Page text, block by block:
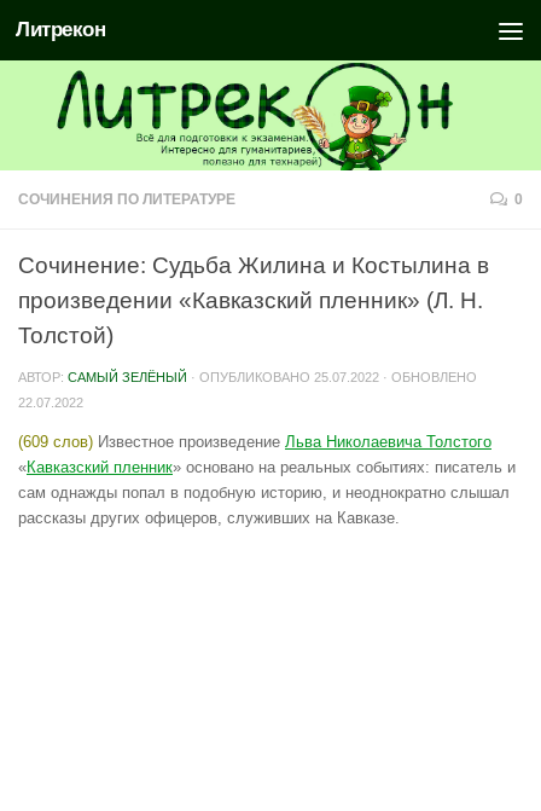
Литрекон
СОЧИНЕНИЯ ПО ЛИТЕРАТУРЕ 0
Сочинение: Судьба Жилина и Костылина в
произведении «Кавказский пленник» (Л. Н.
Толстой)
АВТОР: САМЫЙ ЗЕЛЁНЫЙ · ОПУБЛИКОВАНО 25.07.2022 · ОБНОВЛЕНО
22.07.2022
(609 слов) Известное произведение Льва Николаевича Толстого
«Кавказский пленник» основано на реальных событиях: писатель и
сам однажды попал в подобную историю, и неоднократно слышал
рассказы других офицеров, служивших на Кавказе.